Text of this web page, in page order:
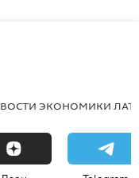
ЭКОНОМИКИ